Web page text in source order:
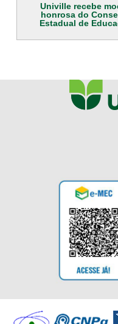
Univille recebe
honrosa do
Estadual de